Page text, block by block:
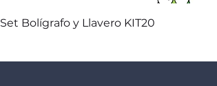
Vista rápida
Set Bolígrafo y Llavero KIT20